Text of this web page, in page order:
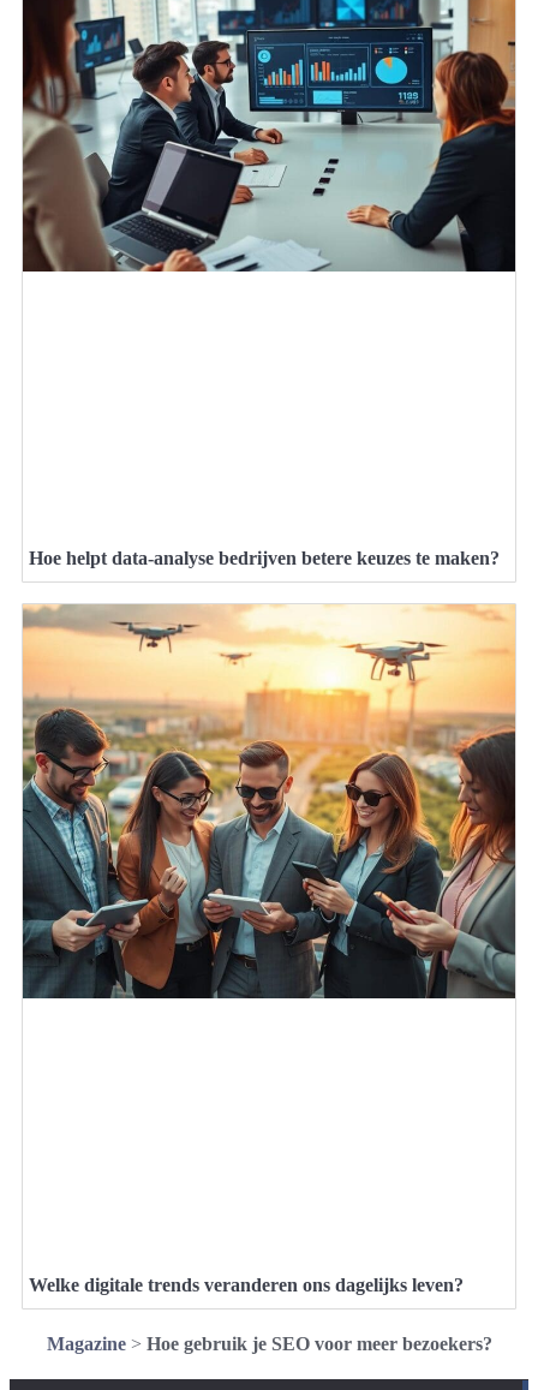
Hoe helpt data-analyse bedrijven betere keuzes te maken?
Welke digitale trends veranderen ons dagelijks leven?
Magazine> Hoe gebruik je SEO voor meer bezoekers?